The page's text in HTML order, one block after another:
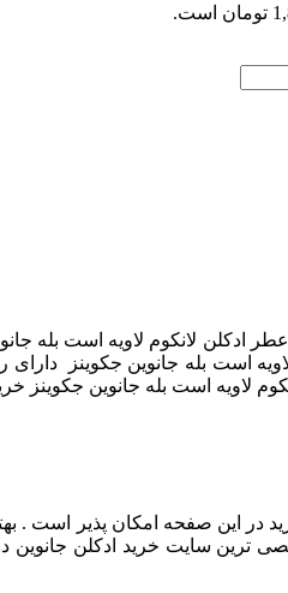
ادکلن لانکوم لاویه است بله
است بله جانوین جکوینز
لاویه است بله جانوین جکوینز
در این صفحه امکان پذیر است .
سایت خرید ادکلن جانوین